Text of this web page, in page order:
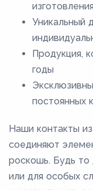
изготовления
Уникальный
Продукция,
годы
постоянных
Наши контакты
соединяют
роскошь. Будь то
или для особых